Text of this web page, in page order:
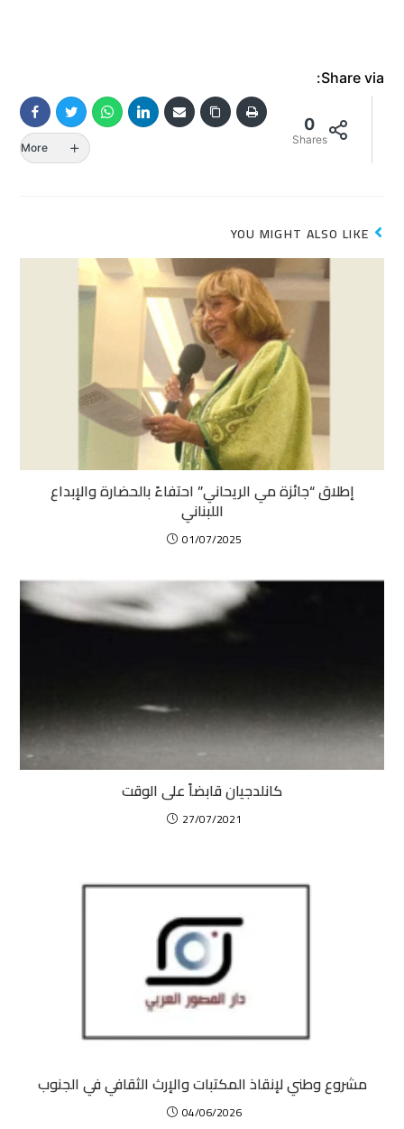
Share via:
0
Shares
More
YOU MIGHT ALSO LIKE
إطلاق “جائزة مي الريحاني” احتفاءً بالحضارة والإبداع
اللبناني
01/07/2025
كانلدجيان قابضاً على الوقت
27/07/2021
مشروع وطني لإنقاذ المكتبات والإرث الثقافي في الجنوب
04/06/2026